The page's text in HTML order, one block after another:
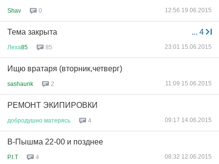
Shav 0 12:56 19.06.2015
... 4
Тема закрыта
Леха85 85 23:01 15.06.2015
Ищю вратаря (вторник,четверг)
sashaunk 2 11:09 15.06.2015
РЕМОНТ ЭКИПИРОВКИ
добродушно матерясь 4 09:17 14.06.2015
В-Пышма 22-00 и позднее
P.I.T 4 08:32 12.06.2015